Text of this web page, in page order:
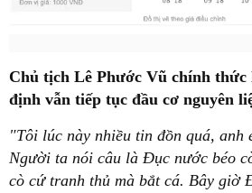
Chủ tịch Lê Phước Vũ chính thức
định vẫn tiếp tục đầu cơ nguyên
"Tôi lúc này nhiều tin đồn quá, anh
Người ta nói câu là Đục nước béo
cò cứ tranh thủ mà bắt cá. Bây